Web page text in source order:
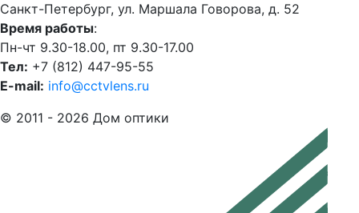
Санкт-Петербург, ул. Маршала Говорова, д. 52
Время работы:
Пн-чт 9.30-18.00, пт 9.30-17.00
Тел: +7 (812) 447-95-55
E-mail: info@cctvlens.ru
© 2011 - 2026 Дом оптики